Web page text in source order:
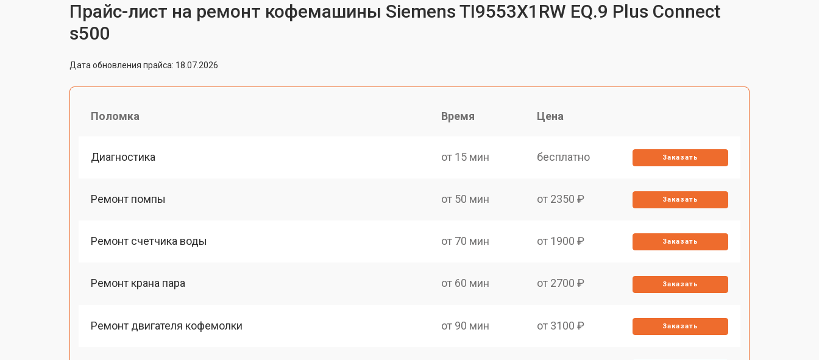
Прайс-лист на ремонт кофемашины Siemens TI9553X1RW EQ.9 Plus Connect
s500
Дата обновления прайса: 18.07.2026
Поломка Время Цена
Диагностика от 15 мин бесплатно Заказать
Ремонт помпы от 50 мин от 2350 ₽ Заказать
Ремонт счетчика воды от 70 мин от 1900 ₽ Заказать
Ремонт крана пара от 60 мин от 2700 ₽ Заказать
Ремонт двигателя кофемолки от 90 мин от 3100 ₽ Заказать